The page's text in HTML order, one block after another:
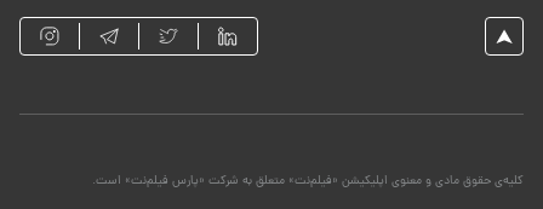
کلیه‌ی حقوق مادی و معنوی اپلیکیشن «فیلم‌نت» متعلق به شرکت «پارس فیلم‌نت» است.